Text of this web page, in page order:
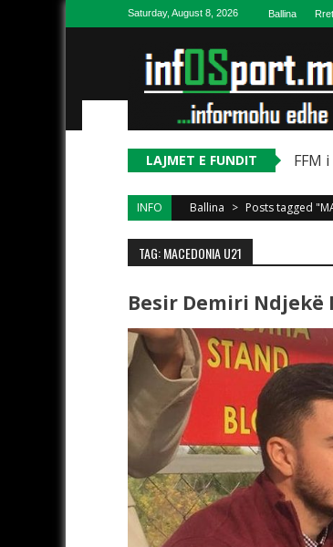
Skip to contentSaturday, August 8, 2026 Ballina
LAJMET E FUNDIT FFM
INFO Ballina > Posts tagged
TAG: MACEDONIA U21
Besir Demiri Ndjekë